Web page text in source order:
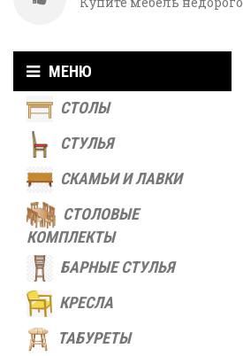
МЕНЮ
СТОЛЫ
СТУЛЬЯ
СКАМЬИ И ЛАВКИ
СТОЛОВЫЕ
КОМПЛЕКТЫ
БАРНЫЕ СТУЛЬЯ
КРЕСЛА
ТАБУРЕТЫ